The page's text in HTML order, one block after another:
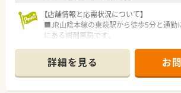
【店舗情報と応需状況について】
■JR山陰本線の東萩駅から徒歩5分と通勤
にある調剤薬局です。
枚応需しています。
■広々とした駐車場があり、マイカー通勤
とができます。
詳細を見る お